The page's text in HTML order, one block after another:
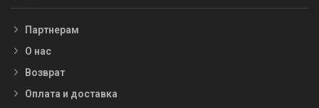
Партнерам
О нас
Возврат
Оплата и доставка